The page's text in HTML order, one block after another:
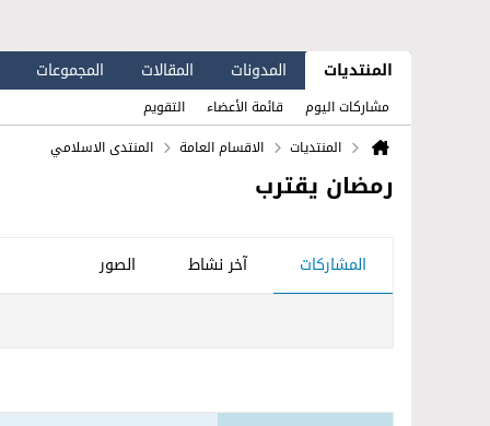
المنتديات المدونات المقالات المجموعات
مشاركات اليوم قائمة الأعضاء
التقويم
المنتديات
الاقسام العامة المنتدى الاسلامي
رمضان يقترب
المشاركات آخر نشاط
الصور